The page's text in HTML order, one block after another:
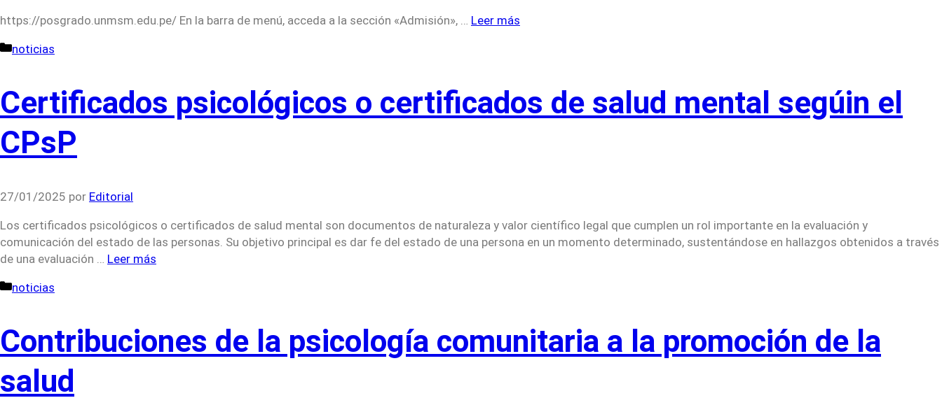
https://posgrado.unmsm.edu.pe/ En la barra de menú, acceda a la sección «Admisión», … Leer más
Categorías
noticias
Certificados psicológicos o certificados de salud mental segúin el
CPsP
27/01/2025 por Editorial
Los certificados psicológicos o certificados de salud mental son documentos de naturaleza y valor científico legal que cumplen un rol importante en la evaluación y
comunicación del estado de las personas. Su objetivo principal es dar fe del estado de una persona en un momento determinado, sustentándose en hallazgos obtenidos a través
de una evaluación … Leer más
Categorías
noticias
Contribuciones de la psicología comunitaria a la promoción de la
salud